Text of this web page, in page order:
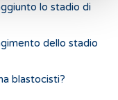
lo stadio di
dello stadio
blastocisti?